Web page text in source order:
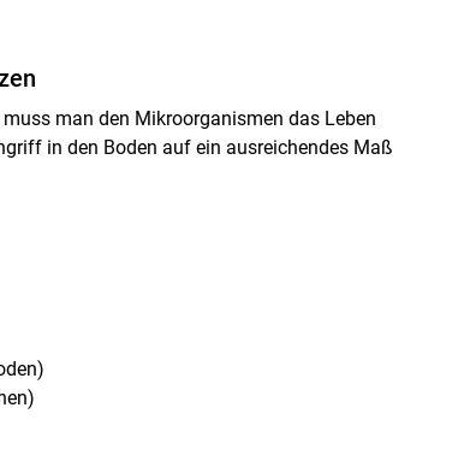
man den Mikroorganismen das Leben
in den Boden auf ein ausreichendes Maß